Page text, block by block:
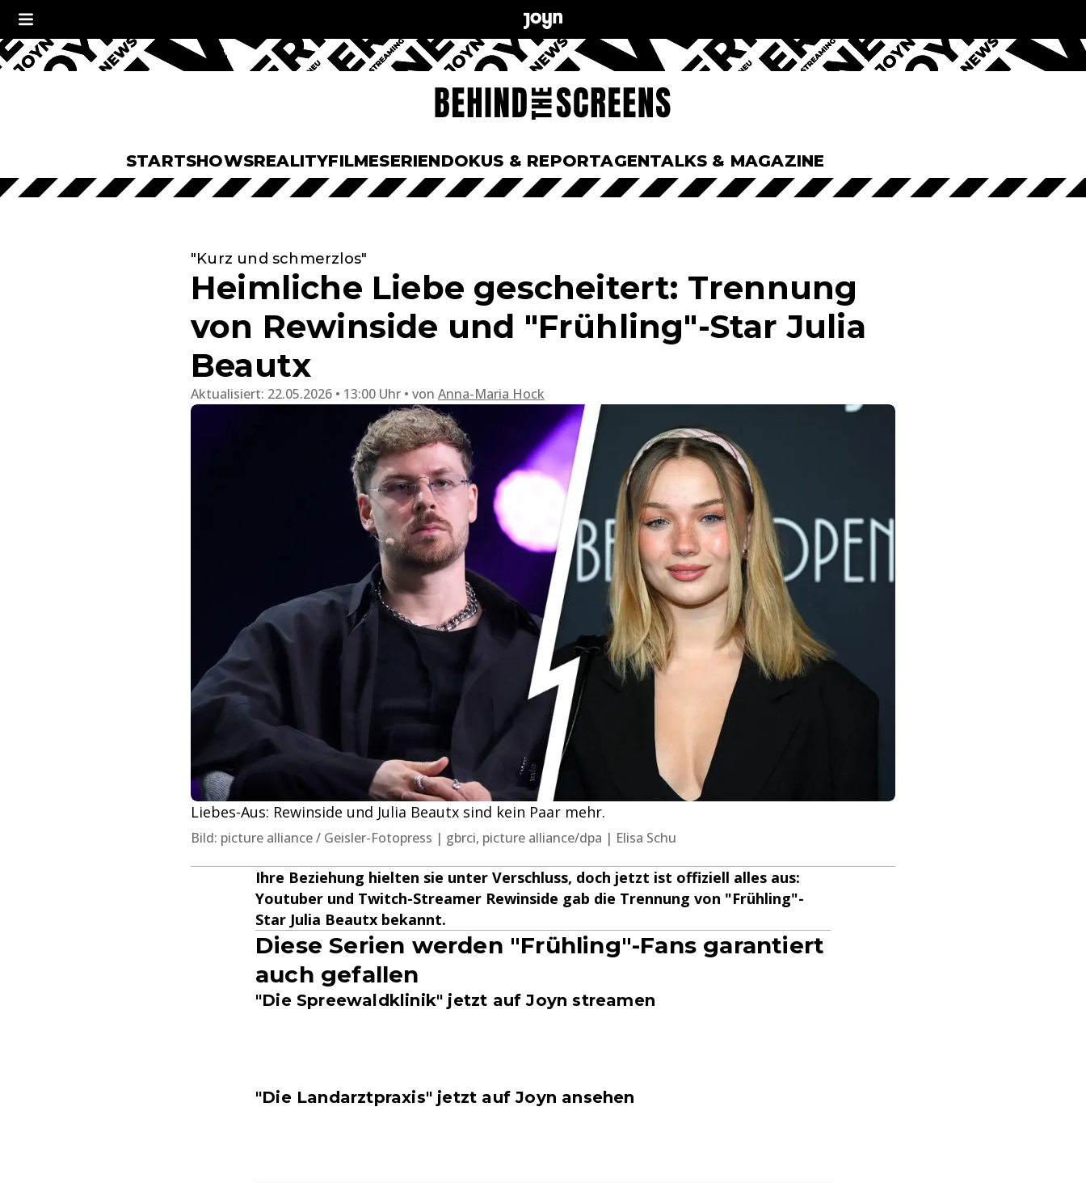
STARTSHOWSREALITYFILMESERIENDOKUS & REPORTAGENTALKS & MAGAZINE
"Kurz und schmerzlos"
Heimliche Liebe gescheitert: Trennung
von Rewinside und "Frühling"-Star Julia
Beautx
Aktualisiert: 22.05.2026 • 13:00 Uhr von Anna-Maria Hock
Liebes-Aus: Rewinside und Julia Beautx sind kein Paar mehr.
Bild: picture alliance / Geisler-Fotopress | gbrci, picture alliance/dpa | Elisa Schu
Ihre Beziehung hielten sie unter Verschluss, doch jetzt ist offiziell alles aus:
Youtuber und Twitch-Streamer Rewinside gab die Trennung von "Frühling"-
Star Julia Beautx bekannt.
Diese Serien werden "Frühling"-Fans garantiert
auch gefallen
"Die Spreewaldklinik" jetzt auf Joyn streamen
"Die Landarztpraxis" jetzt auf Joyn ansehen